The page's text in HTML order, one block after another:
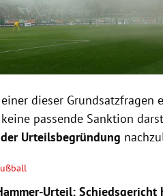
dieser Grundsatzfragen
passende Sanktion
Urteilsbegründung
Urteil: